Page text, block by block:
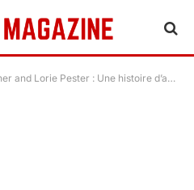
Pester : Une histoire d’amour discrète et solide